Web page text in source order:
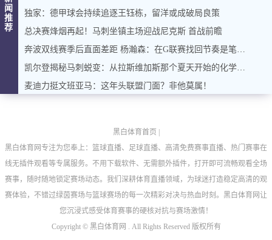
闻
推
荐
独家：德甲球会持续追逐王钰栋，留洋或成破局良策
总决赛烽烟再起！马刺坐镇主场迎战尼克斯 首战前瞻
奔波双线赛季后直面差距 杨瀚森：在G联赛找回节奏是笔财富
凯尔登揭秘马刺蜕变：从拉斯维加斯那个夏天开始的化学反应
麦迪力挺文班亚马：这年头联盟门面？非他莫属！
黑白体育首页
黑白体育网专注为您奉上：篮球直播、足球直播、高清免费赛事直播、热门赛事在
线无插件观看等专属服务。不用下载软件、无需额外插件，打开即可流畅观看全场
赛事，随时随地锁定赛场动态。我们深耕体育直播领域，为球迷打造稳定高清的观
赛体验，不错过绿茵赛场与篮球赛场的每一次精彩对决与热血时刻。黑白体育网让
您沉浸式感受体育赛事的硬核对抗与赛场激情！
Copyright © 黑白体育网 . All Rights Reserved 版权所有